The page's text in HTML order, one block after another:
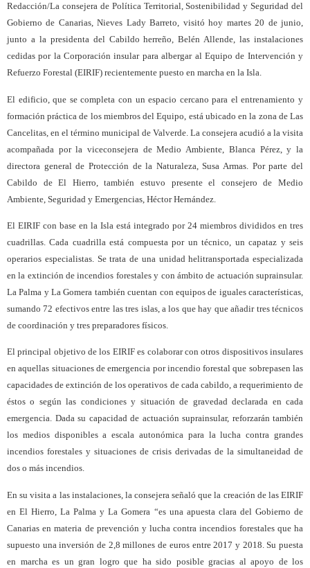
Redacción/La consejera de Política Territorial, Sostenibilidad y Seguridad del
Gobierno de Canarias, Nieves Lady Barreto, visitó hoy martes 20 de junio,
junto a la presidenta del Cabildo herreño, Belén Allende, las instalaciones
cedidas por la Corporación insular para albergar al Equipo de Intervención y
Refuerzo Forestal (EIRIF) recientemente puesto en marcha en la Isla.
El edificio, que se completa con un espacio cercano para el entrenamiento y
formación práctica de los miembros del Equipo, está ubicado en la zona de Las
Cancelitas, en el término municipal de Valverde. La consejera acudió a la visita
acompañada por la viceconsejera de Medio Ambiente, Blanca Pérez, y la
directora general de Protección de la Naturaleza, Susa Armas. Por parte del
Cabildo de El Hierro, también estuvo presente el consejero de Medio
Ambiente, Seguridad y Emergencias, Héctor Hernández.
El EIRIF con base en la Isla está integrado por 24 miembros divididos en tres
cuadrillas. Cada cuadrilla está compuesta por un técnico, un capataz y seis
operarios especialistas. Se trata de una unidad helitransportada especializada
en la extinción de incendios forestales y con ámbito de actuación suprainsular.
La Palma y La Gomera también cuentan con equipos de iguales características,
sumando 72 efectivos entre las tres islas, a los que hay que añadir tres técnicos
de coordinación y tres preparadores físicos.
El principal objetivo de los EIRIF es colaborar con otros dispositivos insulares
en aquellas situaciones de emergencia por incendio forestal que sobrepasen las
capacidades de extinción de los operativos de cada cabildo, a requerimiento de
éstos o según las condiciones y situación de gravedad declarada en cada
emergencia. Dada su capacidad de actuación suprainsular, reforzarán también
los medios disponibles a escala autonómica para la lucha contra grandes
incendios forestales y situaciones de crisis derivadas de la simultaneidad de
dos o más incendios.
En su visita a las instalaciones, la consejera señaló que la creación de las EIRIF
en El Hierro, La Palma y La Gomera “es una apuesta clara del Gobierno de
Canarias en materia de prevención y lucha contra incendios forestales que ha
supuesto una inversión de 2,8 millones de euros entre 2017 y 2018. Su puesta
en marcha es un gran logro que ha sido posible gracias al apoyo de los